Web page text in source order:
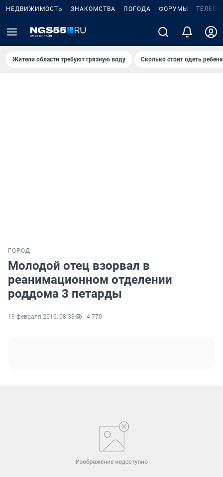
НЕДВИЖИМОСТЬ ЗНАКОМСТВА ПОГОДА ФОРУМЫ
Жители области требуют грязную воду Сколько стоит одеть
ГОРОД
Молодой отец взорвал в
реанимационном отделении
роддома 3 петарды
19 февраля 2016, 08:33 4 770